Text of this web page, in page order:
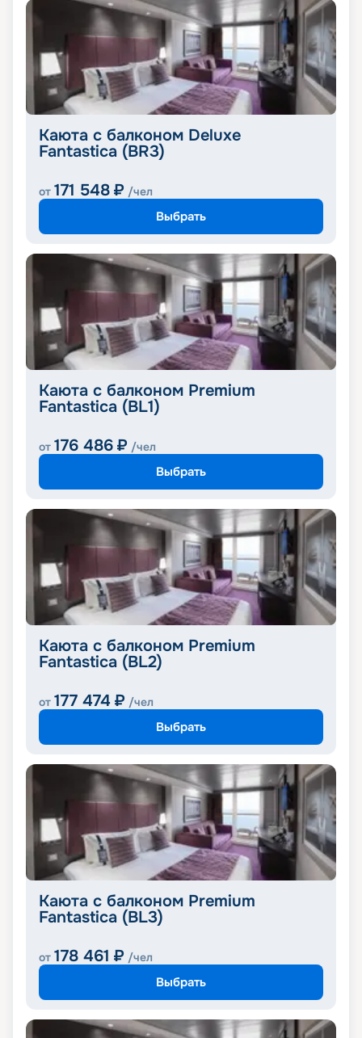
Каюта с балконом Deluxe
Fantastica (BR3)
от 171 548 ₽ /чел
Выбрать
Каюта с балконом Premium
Fantastica (BL1)
от 176 486 ₽ /чел
Выбрать
Каюта с балконом Premium
Fantastica (BL2)
от 177 474 ₽ /чел
Выбрать
Каюта с балконом Premium
Fantastica (BL3)
от 178 461 ₽ /чел
Выбрать